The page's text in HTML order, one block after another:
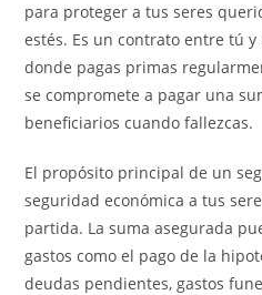
para proteger a tus seres
estés. Es un contrato entre tú
donde pagas primas
se compromete a pagar una
beneficiarios cuando fallezcas.
El propósito principal de un
seguridad económica a tus
partida. La suma asegurada
gastos como el pago de la
deudas pendientes, gastos